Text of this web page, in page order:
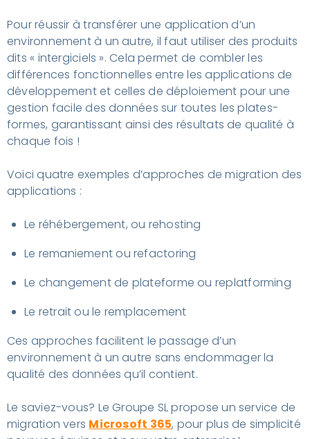
Pour réussir à transférer une application d’un
environnement à un autre, il faut utiliser des produits
dits « intergiciels ». Cela permet de combler les
différences fonctionnelles entre les applications de
développement et celles de déploiement pour une
gestion facile des données sur toutes les plates-
formes, garantissant ainsi des résultats de qualité à
chaque fois !
Voici quatre exemples d’approches de migration des
applications :
Le réhébergement, ou rehosting
Le remaniement ou refactoring
Le changement de plateforme ou replatforming
Le retrait ou le remplacement
Ces approches facilitent le passage d’un
environnement à un autre sans endommager la
qualité des données qu’il contient.
Le saviez-vous? Le Groupe SL propose un service de
migration vers Microsoft 365, pour plus de simplicité